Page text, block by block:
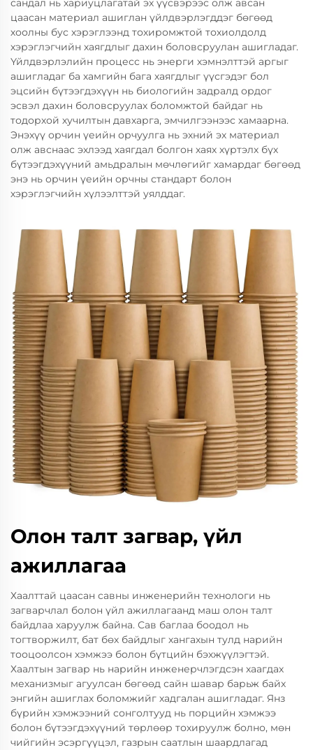
сандал нь хариуцлагатай эх үүсвэрээс олж авсан
цаасан материал ашиглан үйлдвэрлэгддэг бөгөөд
хоолны бус хэрэглээнд тохиромжтой тохиолдолд
хэрэглэгчийн хаягдлыг дахин боловсруулан ашигладаг.
Үйлдвэрлэлийн процесс нь энерги хэмнэлттэй аргыг
ашигладаг ба хамгийн бага хаягдлыг үүсгэдэг бол
эцсийн бүтээгдэхүүн нь биологийн задралд ордог
эсвэл дахин боловсруулах боломжтой байдаг нь
тодорхой хучилтын давхарга, эмчилгээнээс хамаарна.
Энэхүү орчин үеийн орчуулга нь эхний эх материал
олж авснаас эхлээд хаягдал болгон хаях хүртэлх бүх
бүтээгдэхүүний амьдралын мөчлөгийг хамардаг бөгөөд
энэ нь орчин үеийн орчны стандарт болон
хэрэглэгчийн хүлээлттэй уялддаг.
Олон талт загвар, үйл
ажиллагаа
Хаалттай цаасан савны инженерийн технологи нь
загварчлал болон үйл ажиллагаанд маш олон талт
байдлаа харуулж байна. Сав баглаа боодол нь
тогтворжилт, бат бөх байдлыг хангахын тулд нарийн
тооцоолсон хэмжээ болон бүтцийн бэхжүүлэгтэй.
Хаалтын загвар нь нарийн инженерчлэгдсэн хаагдах
механизмыг агуулсан бөгөөд сайн шавар барьж байх
энгийн ашиглах боломжийг хадгалан ашигладаг. Янз
бүрийн хэмжээний сонголтууд нь порцийн хэмжээ
болон бүтээгдэхүүний төрлөөр тохируулж болно, мөн
чийгийн эсэргүүцэл, газрын саатлын шаардлагад